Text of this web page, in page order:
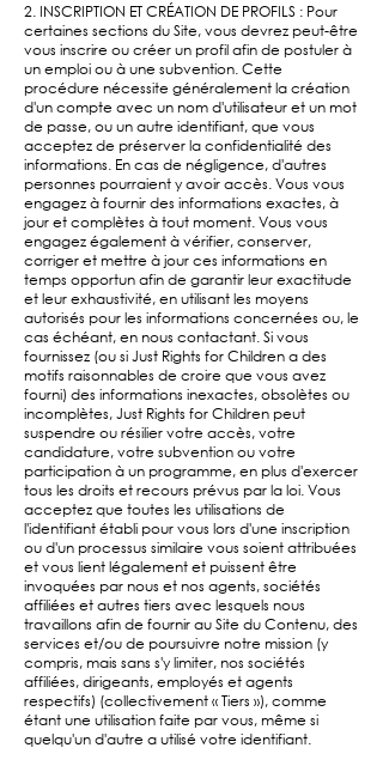
2. INSCRIPTION ET CRÉATION DE PROFILS : Pour
certaines sections du Site, vous devrez peut-être
vous inscrire ou créer un profil afin de postuler à
un emploi ou à une subvention. Cette
procédure nécessite généralement la création
d'un compte avec un nom d'utilisateur et un mot
de passe, ou un autre identifiant, que vous
acceptez de préserver la confidentialité des
informations. En cas de négligence, d'autres
personnes pourraient y avoir accès. Vous vous
engagez à fournir des informations exactes, à
jour et complètes à tout moment. Vous vous
engagez également à vérifier, conserver,
corriger et mettre à jour ces informations en
temps opportun afin de garantir leur exactitude
et leur exhaustivité, en utilisant les moyens
autorisés pour les informations concernées ou, le
cas échéant, en nous contactant. Si vous
fournissez (ou si Just Rights for Children a des
motifs raisonnables de croire que vous avez
fourni) des informations inexactes, obsolètes ou
incomplètes, Just Rights for Children peut
suspendre ou résilier votre accès, votre
candidature, votre subvention ou votre
participation à un programme, en plus d'exercer
tous les droits et recours prévus par la loi. Vous
acceptez que toutes les utilisations de
l'identifiant établi pour vous lors d'une inscription
ou d'un processus similaire vous soient attribuées
et vous lient légalement et puissent être
invoquées par nous et nos agents, sociétés
affiliées et autres tiers avec lesquels nous
travaillons afin de fournir au Site du Contenu, des
services et/ou de poursuivre notre mission (y
compris, mais sans s'y limiter, nos sociétés
affiliées, dirigeants, employés et agents
respectifs) (collectivement « Tiers »), comme
étant une utilisation faite par vous, même si
quelqu'un d'autre a utilisé votre identifiant.